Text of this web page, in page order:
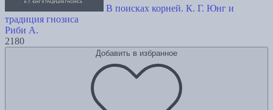
В поисках корней. К. Г. Юнг и
традиция гнозиса
Риби А.
2180
Добавить в избранное